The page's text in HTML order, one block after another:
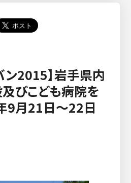
ン2015】岩手県内
びこども病院を
月21日～22日